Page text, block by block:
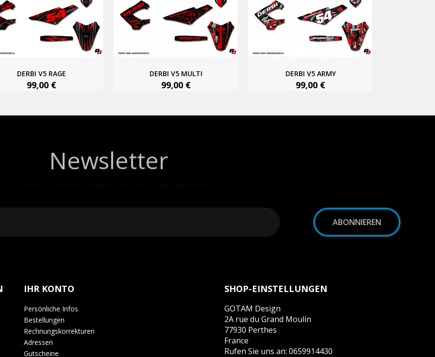
DERBI V5 RAGE
99,00 €
DERBI V5 MULTI
99,00 €
DERBI V5 ARMY
99,00 €
Newsletter
IHR KONTO
Persönliche Infos
Bestellungen
Rechnungskorrekturen
Adressen
Gutscheine
SHOP-EINSTELLUNGEN
GOTAM Design
2A rue du Grand Moulin
77930 Perthes
France
Rufen Sie uns an: 0659914430